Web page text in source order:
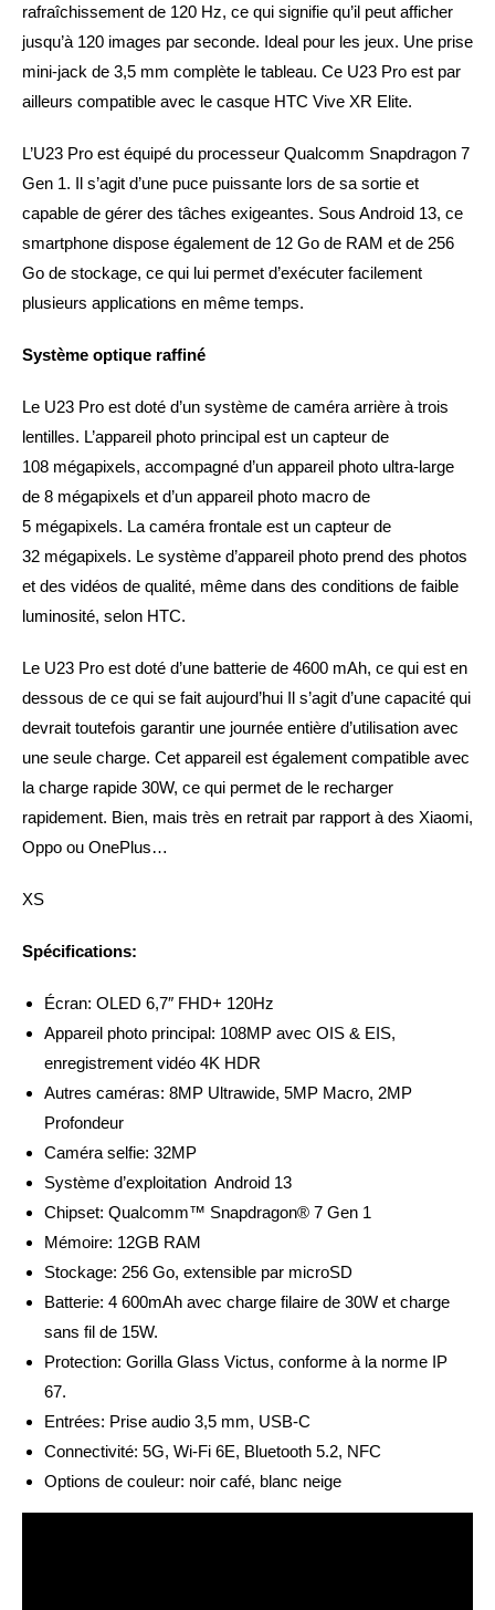
rafraîchissement de 120 Hz, ce qui signifie qu’il peut afficher
jusqu’à 120 images par seconde. Ideal pour les jeux. Une prise
mini-jack de 3,5 mm complète le tableau. Ce U23 Pro est par
ailleurs compatible avec le casque HTC Vive XR Elite.
L’U23 Pro est équipé du processeur Qualcomm Snapdragon 7
Gen 1. Il s’agit d’une puce puissante lors de sa sortie et
capable de gérer des tâches exigeantes. Sous Android 13, ce
smartphone dispose également de 12 Go de RAM et de 256
Go de stockage, ce qui lui permet d’exécuter facilement
plusieurs applications en même temps.
Système optique raffiné
Le U23 Pro est doté d’un système de caméra arrière à trois
lentilles. L’appareil photo principal est un capteur de
108 mégapixels, accompagné d’un appareil photo ultra-large
de 8 mégapixels et d’un appareil photo macro de
5 mégapixels. La caméra frontale est un capteur de
32 mégapixels. Le système d’appareil photo prend des photos
et des vidéos de qualité, même dans des conditions de faible
luminosité, selon HTC.
Le U23 Pro est doté d’une batterie de 4600 mAh, ce qui est en
dessous de ce qui se fait aujourd’hui Il s’agit d’une capacité qui
devrait toutefois garantir une journée entière d’utilisation avec
une seule charge. Cet appareil est également compatible avec
la charge rapide 30W, ce qui permet de le recharger
rapidement. Bien, mais très en retrait par rapport à des Xiaomi,
Oppo ou OnePlus…
XS
Spécifications:
Écran: OLED 6,7″ FHD+ 120Hz
Appareil photo principal: 108MP avec OIS & EIS,
enregistrement vidéo 4K HDR
Autres caméras: 8MP Ultrawide, 5MP Macro, 2MP
Profondeur
Caméra selfie: 32MP
Système d’exploitation Android 13
Chipset: Qualcomm™ Snapdragon® 7 Gen 1
Mémoire: 12GB RAM
Stockage: 256 Go, extensible par microSD
Batterie: 4 600mAh avec charge filaire de 30W et charge
sans fil de 15W.
Protection: Gorilla Glass Victus, conforme à la norme IP
67.
Entrées: Prise audio 3,5 mm, USB-C
Connectivité: 5G, Wi-Fi 6E, Bluetooth 5.2, NFC
Options de couleur: noir café, blanc neige